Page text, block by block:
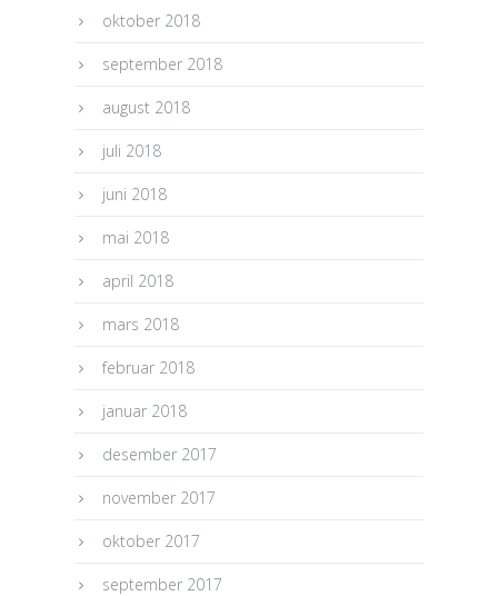
oktober 2018
september 2018
august 2018
juli 2018
juni 2018
mai 2018
april 2018
mars 2018
februar 2018
januar 2018
desember 2017
november 2017
oktober 2017
september 2017